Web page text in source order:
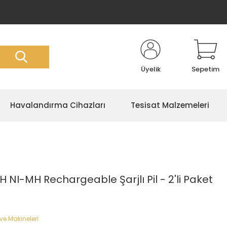
Üyelik Sepetim
Havalandırma Cihazları Tesisat Malzemeleri
NI-MH Rechargeable Şarjlı Pil - 2'li Paket
Makineleri